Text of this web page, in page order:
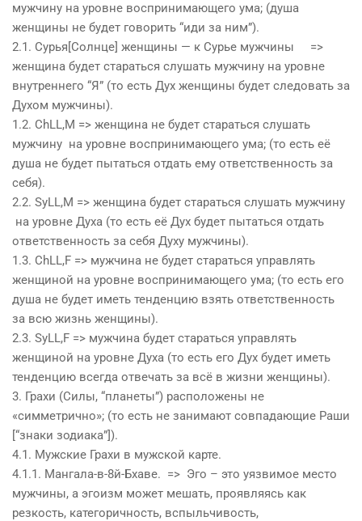
мужчину на уровне воспринимающего ума; (душа
женщины не будет говорить “иди за ним”).
2.1. Сурья[Солнце] женщины — к Сурье мужчины =>
женщина будет стараться слушать мужчину на уровне
внутреннего “Я” (то есть Дух женщины будет следовать за
Духом мужчины).
1.2. ChLL,M => женщина не будет стараться слушать
мужчину на уровне воспринимающего ума; (то есть её
душа не будет пытаться отдать ему ответственность за
себя).
2.2. SyLL,M => женщина будет стараться слушать мужчину
на уровне Духа (то есть её Дух будет пытаться отдать
ответственность за себя Духу мужчины).
1.3. ChLL,F => мужчина не будет стараться управлять
женщиной на уровне воспринимающего ума; (то есть его
душа не будет иметь тенденцию взять ответственность
за всю жизнь женщины).
2.3. SyLL,F => мужчина будет стараться управлять
женщиной на уровне Духа (то есть его Дух будет иметь
тенденцию всегда отвечать за всё в жизни женщины).
3. Грахи (Силы, “планеты”) расположены не
«симметрично»; (то есть не занимают совпадающие Раши
[“знаки зодиака”]).
4.1. Мужские Грахи в мужской карте.
4.1.1. Мангала-в-8й-Бхаве. => Эго – это уязвимое место
мужчины, а эгоизм может мешать, проявляясь как
резкость, категоричность, вспыльчивость,